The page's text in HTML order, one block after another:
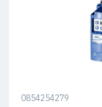
0854254279